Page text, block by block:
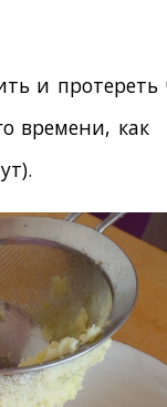
и протереть
времени, как